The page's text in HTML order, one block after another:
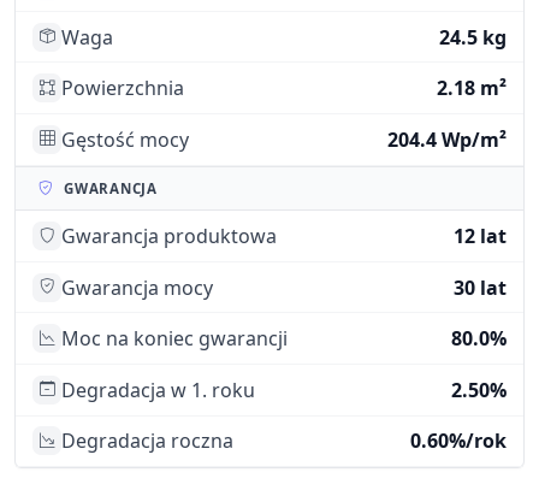
Waga
24.5 kg
Powierzchnia
2.18 m²
Gęstość mocy
204.4 Wp/m²
GWARANCJA
Gwarancja produktowa
12 lat
Gwarancja mocy
30 lat
Moc na koniec gwarancji
80.0%
Degradacja w 1. roku
2.50%
Degradacja roczna
0.60%/rok